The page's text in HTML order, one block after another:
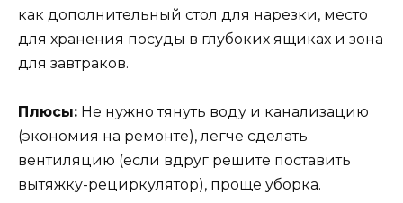
как дополнительный стол для нарезки, место
для хранения посуды в глубоких ящиках и зона
для завтраков.
Плюсы: Не нужно тянуть воду и канализацию
(экономия на ремонте), легче сделать
вентиляцию (если вдруг решите поставить
вытяжку-рециркулятор), проще уборка.